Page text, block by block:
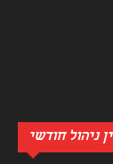
ניהול חודשי